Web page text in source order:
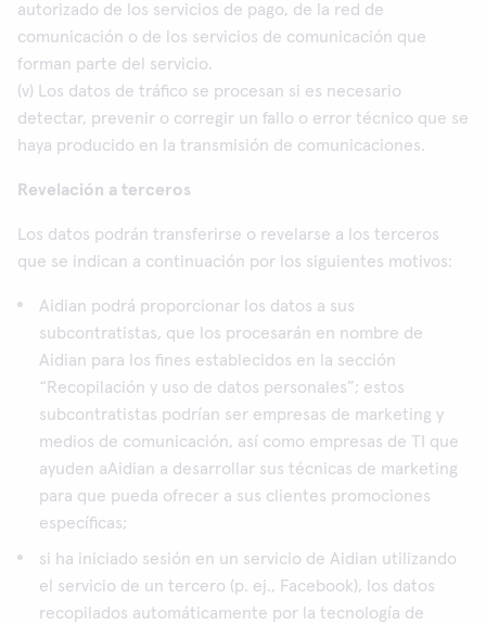
autorizado de los servicios de pago, de la red de
comunicación o de los servicios de comunicación que
forman parte del servicio.
(v) Los datos de tráfico se procesan si es necesario
detectar, prevenir o corregir un fallo o error técnico que se
haya producido en la transmisión de comunicaciones.
Revelación a terceros
Los datos podrán transferirse o revelarse a los terceros
que se indican a continuación por los siguientes motivos:
Aidian podrá proporcionar los datos a sus
subcontratistas, que los procesarán en nombre de
Aidian para los fines establecidos en la sección
“Recopilación y uso de datos personales”; estos
subcontratistas podrían ser empresas de marketing y
medios de comunicación, así como empresas de TI que
ayuden aAidian a desarrollar sus técnicas de marketing
para que pueda ofrecer a sus clientes promociones
específicas;
si ha iniciado sesión en un servicio de Aidian utilizando
el servicio de un tercero (p. ej., Facebook), los datos
recopilados automáticamente por la tecnología de